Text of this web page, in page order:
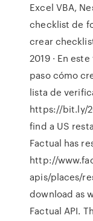
Excel VBA,
checklist de
crear
2019 · En
paso cómo
lista de
https://bit.ly/
find a US
Factual has
http://
apis/places/
download as
Factual API.